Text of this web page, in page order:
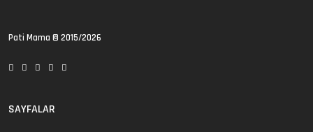
Pati Mama © 2015/2026
SAYFALAR